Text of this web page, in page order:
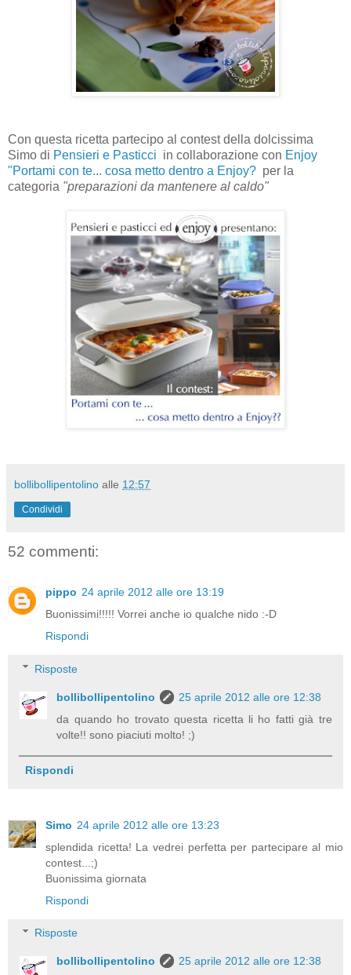
Con questa ricetta partecipo al contest della dolcissima
Simo di Pensieri e Pasticci in collaborazione con Enjoy
"Portami con te... cosa metto dentro a Enjoy? per la
categoria "preparazioni da mantenere al caldo"
bollibollipentolino alle 12:57
Condividi
52 commenti:
pippo 24 aprile 2012 alle ore 13:19
Buonissimi!!!!! Vorrei anche io qualche nido :-D
Rispondi
Risposte
bollibollipentolino
25 aprile 2012 alle ore 12:38
da quando ho trovato questa ricetta li ho fatti già tre
volte!! sono piaciuti molto! ;)
Rispondi
Simo 24 aprile 2012 alle ore 13:23
splendida ricetta! La vedrei perfetta per partecipare al mio
contest...;)
Buonissima giornata
Rispondi
Risposte
bollibollipentolino
25 aprile 2012 alle ore 12:38